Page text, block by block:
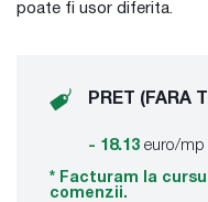
poate fi usor diferita.
PRET (FARA
- 18.13 euro/mp
* Facturam la
comenzii.